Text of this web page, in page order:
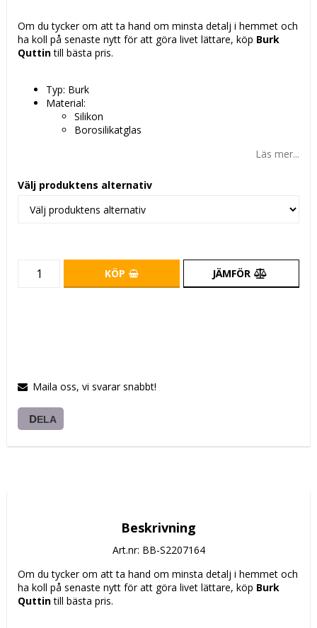
Om du tycker om att ta hand om minsta detalj i hemmet och
ha koll på senaste nytt för att göra livet lättare, köp Burk
Quttintill bästa pris.
Typ: Burk
Material:
Silikon
Borosilikatglas
Läs mer...
Välj produktens alternativ
KÖP JÄMFÖR
Maila oss, vi svarar snabbt!
DELA
Beskrivning
Art.nr: BB-S2207164
Om du tycker om att ta hand om minsta detalj i hemmet och
ha koll på senaste nytt för att göra livet lättare, köp Burk
Quttin till bästa pris.